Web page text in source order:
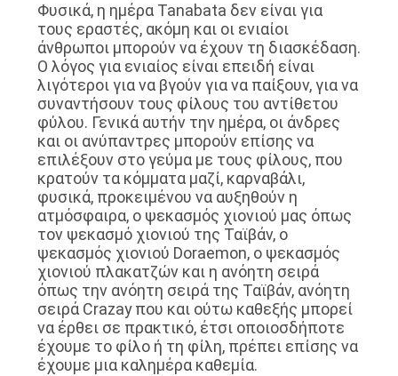
Φυσικά, η ημέρα Tanabata δεν είναι για
τους εραστές, ακόμη και οι ενιαίοι
άνθρωποι μπορούν να έχουν τη διασκέδαση.
Ο λόγος για ενιαίος είναι επειδή είναι
λιγότεροι για να βγούν για να παίξουν, για να
συναντήσουν τους φίλους του αντίθετου
φύλου. Γενικά αυτήν την ημέρα, οι άνδρες
και οι ανύπαντρες μπορούν επίσης να
επιλέξουν στο γεύμα με τους φίλους, που
κρατούν τα κόμματα μαζί, καρναβάλι,
φυσικά, προκειμένου να αυξηθούν η
ατμόσφαιρα, ο ψεκασμός χιονιού μας όπως
τον ψεκασμό χιονιού της Ταϊβάν, ο
ψεκασμός χιονιού Doraemon, ο ψεκασμός
χιονιού πλακατζών και η ανόητη σειρά
όπως την ανόητη σειρά της Ταϊβάν, ανόητη
σειρά Crazay που και ούτω καθεξής μπορεί
να έρθει σε πρακτικό, έτσι οποιοσδήποτε
έχουμε το φίλο ή τη φίλη, πρέπει επίσης να
έχουμε μια καλημέρα καθεμία.